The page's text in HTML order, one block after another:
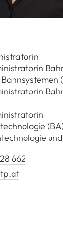
(BA)
662